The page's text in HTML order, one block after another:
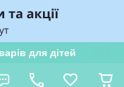
для дітей